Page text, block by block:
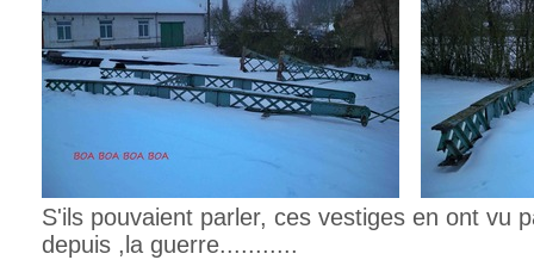
S'ils pouvaient parler, ces vestiges en ont vu
depuis ,la guerre...........